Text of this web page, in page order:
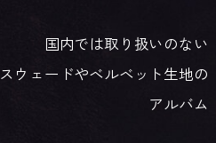
国内では取り扱いのない
スウェードやベルベット生地の
アルバム